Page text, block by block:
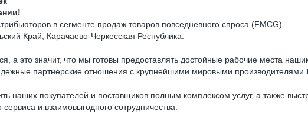
в сегменте продаж товаров повседневного спроса (FMCG).
Край; Карачаево-Черкесская Республика.
а это значит, что мы готовы предоставлять достойные рабочие места
партнерские отношения с крупнейшими мировыми производителями
наших покупателей и поставщиков полным комплексом услуг, а также
и взаимовыгодного сотрудничества.